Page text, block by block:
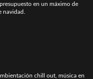
en un máximo de
chill out, música en